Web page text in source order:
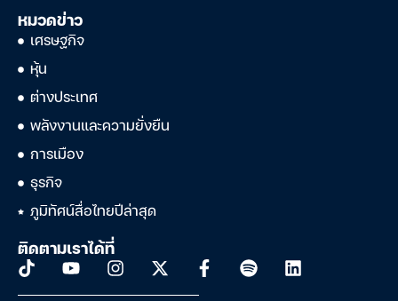
หมวดข่าว
เศรษฐกิจ
หุ้น
ต่างประเทศ
พลังงานและความยั่งยืน
การเมือง
ธุรกิจ
ภูมิทัศน์สื่อไทยปีล่าสุด
ติดตามเราได้ที่